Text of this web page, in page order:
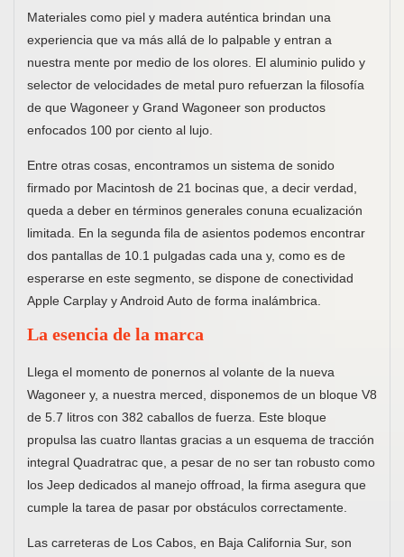
Materiales como piel y madera auténtica brindan una
experiencia que va más allá de lo palpable y entran a
nuestra mente por medio de los olores. El aluminio pulido y
selector de velocidades de metal puro refuerzan la filosofía
de que Wagoneer y Grand Wagoneer son productos
enfocados 100 por ciento al lujo.
Entre otras cosas, encontramos un sistema de sonido
firmado por Macintosh de 21 bocinas que, a decir verdad,
queda a deber en términos generales conuna ecualización
limitada. En la segunda fila de asientos podemos encontrar
dos pantallas de 10.1 pulgadas cada una y, como es de
esperarse en este segmento, se dispone de conectividad
Apple Carplay y Android Auto de forma inalámbrica.
La esencia de la marca
Llega el momento de ponernos al volante de la nueva
Wagoneer y, a nuestra merced, disponemos de un bloque V8
de 5.7 litros con 382 caballos de fuerza. Este bloque
propulsa las cuatro llantas gracias a un esquema de tracción
integral Quadratrac que, a pesar de no ser tan robusto como
los Jeep dedicados al manejo offroad, la firma asegura que
cumple la tarea de pasar por obstáculos correctamente.
Las carreteras de Los Cabos, en Baja California Sur, son